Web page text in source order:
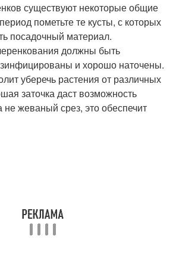
существуют некоторые общие
пометьте те кусты, с которых
посадочный материал.
должны быть
и хорошо наточены.
уберечь растения от различных
заточка даст возможность
не жеваный срез, это обеспечит